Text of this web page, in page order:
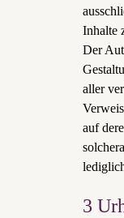
Inhalte
Der
aller
auf
3